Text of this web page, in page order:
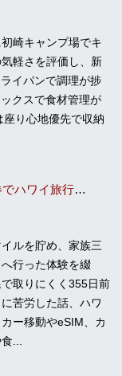
崎キャンプ場でキ
軽さを評価し、新
イパンで調理が捗
クスで食材管理が
り心地優先で収納
金がないのでマイル乞食をして特典航空券でハワイ旅行に行った
ルを貯め、家族三
行った体験を綴
取りにくく355日前
苦労した話、ハワ
ー移動やeSIM、カ
...